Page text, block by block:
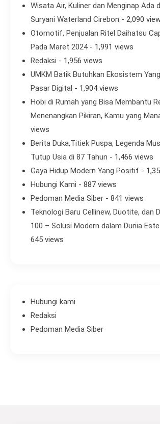
Wisata Air, Kuliner dan Menginap Ada
Suryani Waterland Cirebon - 2,090
Otomotif, Penjualan Ritel Daihatsu
Pada Maret 2024- 1,991 views
Redaksi - 1,956 views
UMKM Batik Butuhkan Ekosistem
Pasar Digital - 1,904 views
Hobi di Rumah yang Bisa Membantu
Menenangkan Pikiran, Kamu yang
views
Berita Duka,Titiek Puspa, Legenda
Tutup Usia di 87 Tahun - 1,466 views
Gaya Hidup Modern Yang Positif -
Hubungi Kami - 887 views
Pedoman Media Siber - 841 views
Teknologi Baru Cellinew, Duotite, dan
100 – Solusi Modern dalam Dunia
645 views
Hubungi kami
Redaksi
Pedoman Media Siber